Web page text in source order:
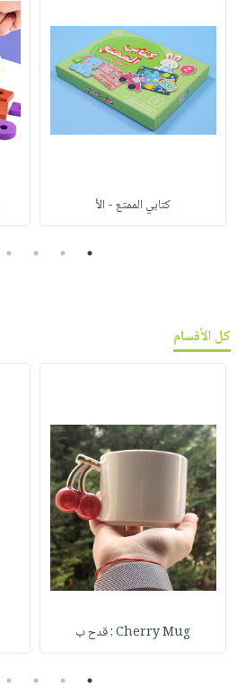
كتابي الممتع - الأ
1
2
3
4
كل الأقسام
Cherry Mug : قدح ب
1
2
3
4